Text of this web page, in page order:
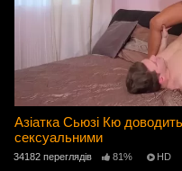
Азіатка Сьюзі Кю
сексуальними
34182 переглядів 81% HD